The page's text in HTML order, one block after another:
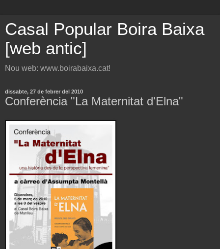
Casal Popular Boira Baixa
[web antic]
Nou web: www.boirabaixa.cat!
dissabte, 27 de febrer del 2010
Conferència "La Maternitat d'Elna"